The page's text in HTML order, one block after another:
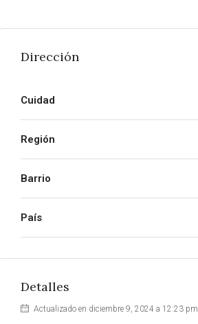
Dirección
Cuidad
Región
Barrio
País
Detalles
Actualizado en diciembre 9, 2024 a 12:23 pm